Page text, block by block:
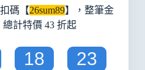
碼【26sum89】，整筆金
總計特價 43 折起
18 23